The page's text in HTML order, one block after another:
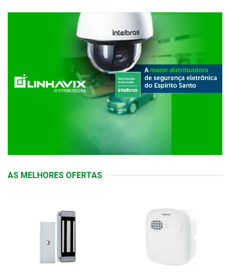
AS MELHORES OFERTAS